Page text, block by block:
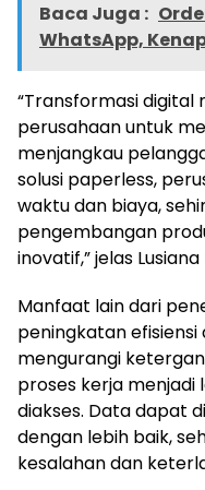
Baca Juga :
WhatsApp,
“Transformasi
perusahaan untuk
menjangkau
solusi paperless,
waktu dan biaya,
pengembangan
inovatif,” jelas Lusiana
Manfaat lain dari
peningkatan
mengurangi
proses kerja
diakses. Data dapat
dengan lebih baik,
kesalahan dan